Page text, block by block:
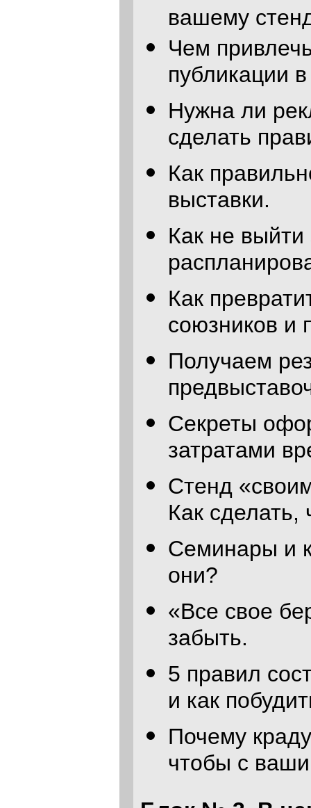
вашему
Чем
публикации
Нужна ли
сделать
Как
выставки.
Как не
Как
союзников и
Получаем
Секреты
затратами
Стенд
Как
Семинары и
они?
«Все свое
забыть.
5 правил
и как
Почему
чтобы с